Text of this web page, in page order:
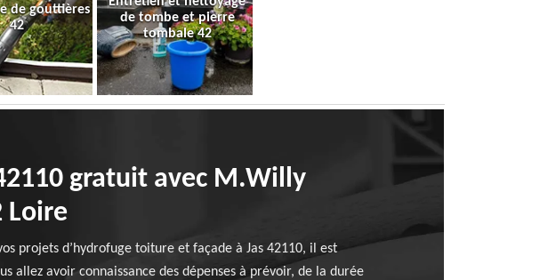
de gouttières
42
de tombe et pierre
tombale 42
gratuit avec M.Willy
Loire
projets d’hydrofuge toiture et façade à Jas 42110, il est
allez avoir connaissance des dépenses à prévoir, de la durée